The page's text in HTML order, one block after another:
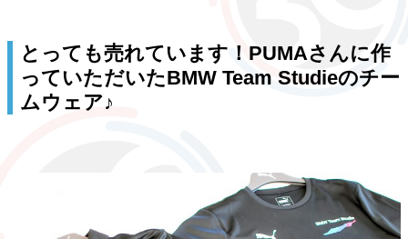
とっても売れています！PUMAさんに作
っていただいたBMW Team Studieのチー
ムウェア♪